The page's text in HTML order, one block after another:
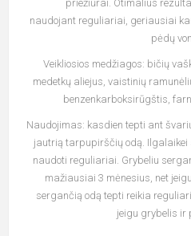
priežiūrai. Otimalius
naudojant reguliariai, geriausiai
pėdų
Veikliosios medžiagos: bičių
medetkų aliejus, vaistinių
benzenkarboksirūgštis,
Naudojimas: kasdien tepti ant
jautrią tarpupirščių odą.
naudoti reguliariai. Grybeliu
mažiausiai 3 mėnesius, net
sergančią odą tepti reikia
jeigu grybelis ir